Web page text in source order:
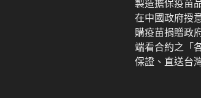
在中國政府授
購疫苗捐贈政
端看合約之「
保證、直送台